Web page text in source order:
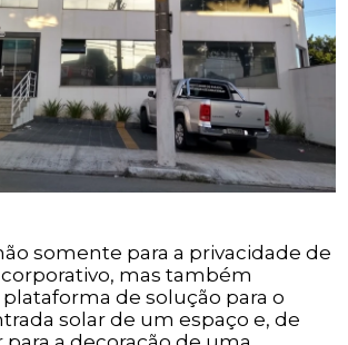
somente para a privacidade de
mas também
de solução para o
solar de um espaço e, de